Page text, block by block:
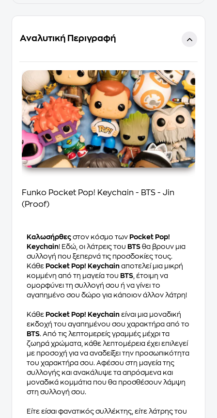
Αναλυτική Περιγραφή
Funko Pocket Pop! Keychain - BTS - Jin
(Proof)
Καλωσήρθες στον κόσμο των Pocket Pop!
Keychain! Εδώ, οι λάτρεις του BTS θα βρουν μια
συλλογή που ξεπερνά τις προσδοκίες τους.
Κάθε Pocket Pop! Keychain αποτελεί μια μικρή
κομμένη από τη μαγεία του BTS , έτοιμη να
ομορφύνει τη συλλογή σου ή να γίνει το
αγαπημένο σου δώρο για κάποιον άλλον λάτρη!
Κάθε Pocket Pop! Keychain είναι μια μοναδική
εκδοχή του αγαπημένου σου χαρακτήρα από το
BTS. Από τις λεπτομερείς γραμμές μέχρι τα
ζωηρά χρώματα, κάθε λεπτομέρεια έχει επιλεγεί
με προσοχή για να αναδείξει την προσωπικότητα
του χαρακτήρα σου. Αφέσου στη μαγεία της
συλλογής και ανακάλυψε τα απρόσμενα και
μοναδικά κομμάτια που θα προσθέσουν λάμψη
στη συλλογή σου.
Είτε είσαι φανατικός συλλέκτης, είτε λάτρης του